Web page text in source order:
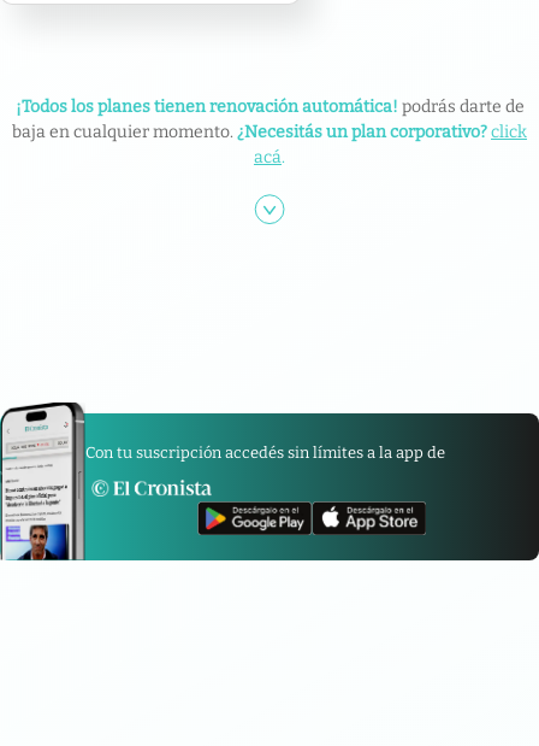
¡Todos los planes tienen renovación automática! podrás darte de
baja en cualquier momento. ¿Necesitás un plan corporativo?click
acá.
Con tu suscripción accedés sin límites a la app de